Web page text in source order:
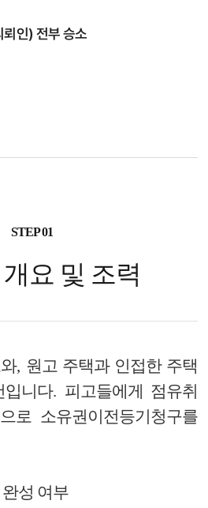
인) 전부 승소
STEP 01
요 및 조력
, 원고 주택과 인접한 주택
입니다. 피고들에게 점유취
로 소유권이전등기청구를
성 여부